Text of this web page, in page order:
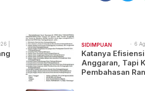
|
SIDIMPUAN
NAJEGES
6
19:57
Katanya Efisiensi
Anggaran, Tapi
Pembahasan